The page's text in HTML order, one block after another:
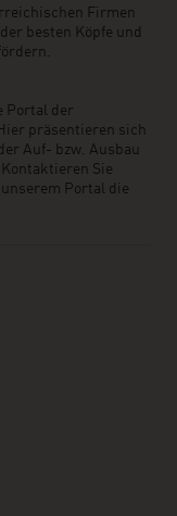
Firmen
besten Köpfe und
Portal der
präsentieren sich
Auf- bzw. Ausbau
Sie
Portal die